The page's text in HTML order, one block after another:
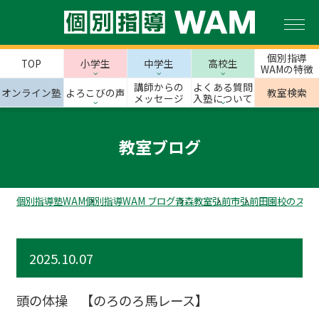
TOP 小学生 中学生 高校生
個別指導
WAMの特徴
オンライン塾 よろこびの声
講師からの
メッセージ
よくある質問
入塾について
教室検索
教室ブログ
個別指導塾WAM個別指導WAM ブログ青森教室弘前市弘前田園校のスタ
2025.10.07
頭の体操 【のろのろ馬レース】